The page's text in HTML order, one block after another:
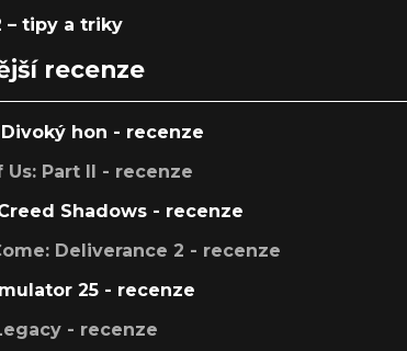
– tipy a triky
recenze
hon - recenze
Us: Part II - recenze
Shadows - recenze
Deliverance 2 - recenze
25 - recenze
- recenze